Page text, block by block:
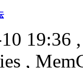
19:36
,